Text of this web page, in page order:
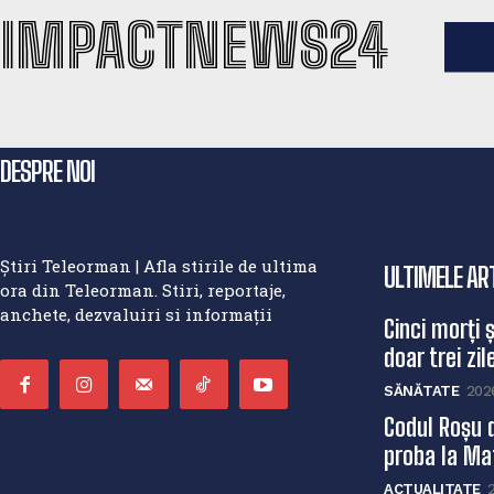
IMPACTNEWS24
DESPRE NOI
Știri Teleorman | Afla stirile de ultima
ora din Teleorman. Stiri, reportaje,
anchete, dezvaluiri si informații
ULTIMELE
Cinci morți
doar trei
SĂNĂTATE
Codul
proba la
ACTUALITATE